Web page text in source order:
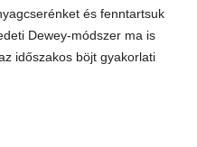
és fenntartsuk
Dewey-módszer ma is
időszakos böjt gyakorlati